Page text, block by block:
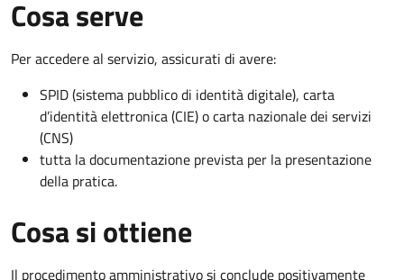
Cosa serve
Per accedere al servizio, assicurati di avere:
SPID (sistema pubblico di identità digitale), carta
d’identità elettronica (CIE) o carta nazionale dei servizi
(CNS)
tutta la documentazione prevista per la presentazione
della pratica.
Cosa si ottiene
Il procedimento amministrativo si conclude positivamente